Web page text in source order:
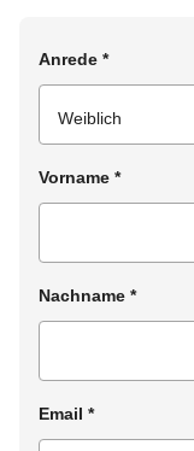
Anrede *
Vorname *
Nachname *
Email *